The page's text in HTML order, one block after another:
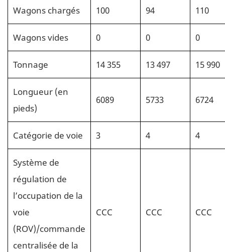
Wagons chargés 100 94 110
Wagons vides 0 0 0
Tonnage 14 355 13 497 15 990
Longueur (en
pieds)
6089 5733 6724
Catégorie de voie 3 4 4
Système de
régulation de
l’occupation de la
voie
(ROV)/commande
centralisée de la
CCC CCC CCC